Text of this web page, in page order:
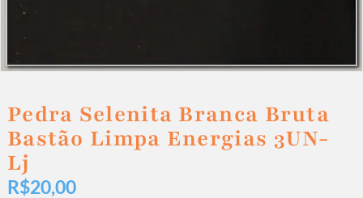
Pedra Selenita Branca Bruta
Bastão Limpa Energias 3UN-
Lj
R$20,00